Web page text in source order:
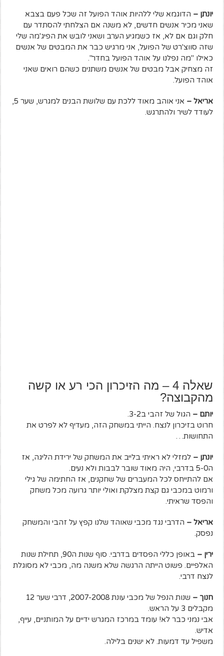
יונתן – הדוגמא שלי ללהיות אוהד הפועל זה שכל פעם בצבא
שאני מכיר אנשים חדשים, לא משנה אם הצלחתי להסתדר עם
חלק וגם אם לא, אז כשמגיע הערב ושאני לובש את הפיג'מה שלי
שזה סווצ'רט של הפועל, אני מרגיש כבר את המבטים של אנשים
כאילו "מה נפלנו על אוהד הפועל בחדר".
זה מצחיק אבל מבטים של אנשים משתנים כשהם רואים שאני
אוהד הפועל.
אריאל –
אני אוהב מאוד ללכת עם שלושת הבנים למגרש, שער 5,
לעודד לשיר ולהתרגש.
שאלה 4 – מה הזיכרון הכי רע או קשה
מהקבוצה?
יותם – הגול של זהבי ב3-2.
חרוט בזיכרון לנצח. הייתי במשחק הזה, מעדיף לא לפרט את
התחושות…
יונתן –למזלי לא ראיתי בלייב את המשחק של ירידת הליגה, אז
ה5-0 בדרבי, היה מאוד שובר לבבות ולא נעים.
אם להתייחס לכל המעברים של שחקנים, אז החתימה של גילי
ורמוט במכבי גם קצת מצלקת ואולי יותר גרועה מכל משחק
והפסד שראיתי.
אריאל – הדרבי נגד מכבי שאוהד שלנו קפץ על זהבי והמשחק
נפסק.
ירין –
באופן כללי הפסדים בדרבי. סוף שנות ה90, תחילת שנות
האלפיים. פשוט הייתה הרגשה שלא משנה מה, מכבי לא מסוגלת
לנצח דרבי.
חנוך –
שנות הנפל של מכבי עונת 2007-2008, דרבי שער 12
מקבלים 3 על הראש.
אבי נמני כבר לא! עומד במרכז המגרש ידיים על המותניים, עייף,
אדיש.
משפיל עד דמעות. לא ישנים בלילה.